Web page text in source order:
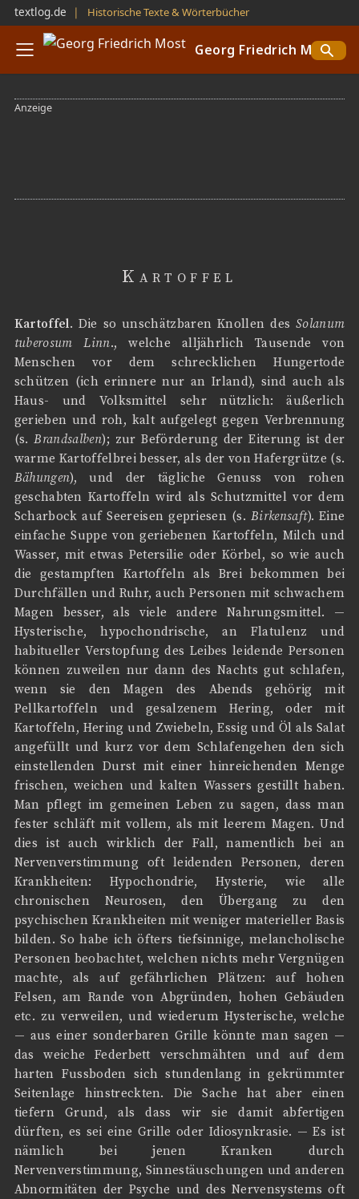
textlog.de ❘ Historische Texte & Wörterbücher
Georg Friedrich Most
Kartoffel
Kartoffel. Die so unschätzbaren Knollen desSolanum
tuberosum Linn., welche alljährlich Tausende von
Menschen vor dem schrecklichen Hungertode
schützen (ich erinnere nur an Irland), sind auch als
Haus- und Volksmittel sehr nützlich: äußerlich
gerieben und roh, kalt aufgelegt gegen Verbrennung
(s.Brandsalben); zur Beförderung der Eiterung ist der
warme Kartoffelbrei besser, als der von Hafergrütze (s.
Bähungen), und der tägliche Genuss von rohen
geschabten Kartoffeln wird als Schutzmittel vor dem
Scharbock auf Seereisen gepriesen (s. Birkensaft). Eine
einfache Suppe von geriebenen Kartoffeln, Milch und
Wasser, mit etwas Petersilie oder Körbel, so wie auch
die gestampften Kartoffeln als Brei bekommen bei
Durchfällen und Ruhr, auch Personen mit schwachem
Magen besser, als viele andere Nahrungsmittel. —
Hysterische, hypochondrische, an Flatulenz und
habitueller Verstopfung des Leibes leidende Personen
können zuweilen nur dann des Nachts gut schlafen,
wenn sie den Magen des Abends gehörig mit
Pellkartoffeln und gesalzenem Hering, oder mit
Kartoffeln, Hering und Zwiebeln, Essig und Öl als Salat
angefüllt und kurz vor dem Schlafengehen den sich
einstellenden Durst mit einer hinreichenden Menge
frischen, weichen und kalten Wassers gestillt haben.
Man pflegt im gemeinen Leben zu sagen, dass man
fester schläft mit vollem, als mit leerem Magen. Und
dies ist auch wirklich der Fall, namentlich bei an
Nervenverstimmung oft leidenden Personen, deren
Krankheiten: Hypochondrie, Hysterie, wie alle
chronischen Neurosen, den Übergang zu den
psychischen Krankheiten mit weniger materieller Basis
bilden. So habe ich öfters tiefsinnige, melancholische
Personen beobachtet, welchen nichts mehr Vergnügen
machte, als auf gefährlichen Plätzen: auf hohen
Felsen, am Rande von Abgründen, hohen Gebäuden
etc. zu verweilen, und wiederum Hysterische, welche
— aus einer sonderbaren Grille könnte man sagen —
das weiche Federbett verschmähten und auf dem
harten Fussboden sich stundenlang in gekrümmter
Seitenlage hinstreckten. Die Sache hat aber einen
tiefern Grund, als dass wir sie damit abfertigen
dürften, es sei eine Grille oder Idiosynkrasie. — Es ist
nämlich bei jenen Kranken durch
Nervenverstimmung, Sinnestäuschungen und anderen
Abnormitäten der Psyche und des Nervensystems oft